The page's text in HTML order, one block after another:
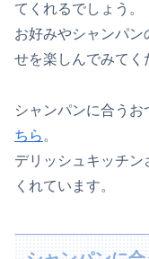
てくれるでしょう。
お好みやシャンパ
せを楽しんでみてく
シャンパンに合う
ちら 。
デリッシュキッチン
くれています。